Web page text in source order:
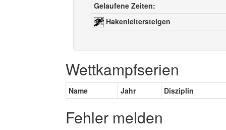
Gelaufene Zeiten:
Hakenleitersteigen
Wettkampfserien
Name Jahr Disziplin
Fehler melden